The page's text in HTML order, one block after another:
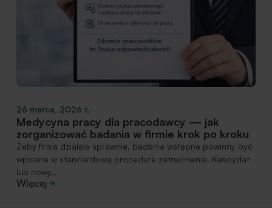
26 marca, 2026 r.
Medycyna pracy dla pracodawcy — jak
zorganizować badania w firmie krok po kroku
Żeby firma działała sprawnie, badania wstępne powinny być
wpisane w standardową procedurę zatrudnienia. Kandydat
lub nowy…
Więcej